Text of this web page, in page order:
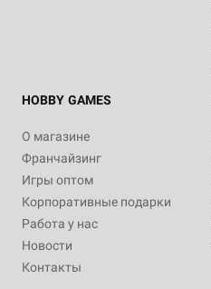
HOBBY GAMES
О магазине
Франчайзинг
Игры оптом
Корпоративные подарки
Работа у нас
Новости
Контакты